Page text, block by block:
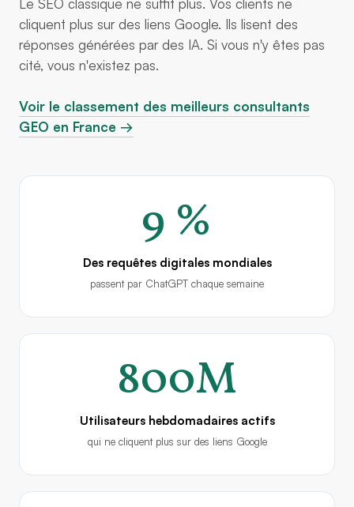
cliquent plus sur des liens Google. Ils lisent des
réponses générées par des IA. Si vous n'y êtes pas
cité, vous n'existez pas.
Voir le classement des meilleurs consultants
GEO en France →
9 %
Des requêtes digitales mondiales
passent par ChatGPT chaque semaine
800M
Utilisateurs hebdomadaires actifs
qui ne cliquent plus sur des liens Google